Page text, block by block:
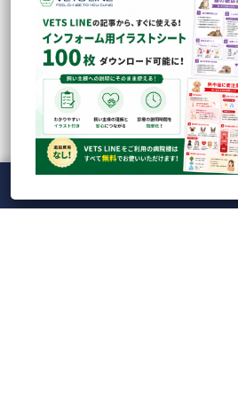
のぞいてみる
最近の投稿 人気の記事
【録画】CBC検査の